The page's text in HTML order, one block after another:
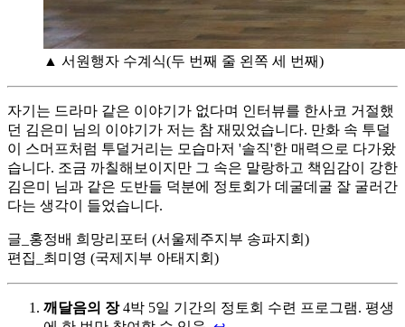
▲ 서원행자 수계식(두 번째 줄 왼쪽 세 번째)
자기는 드라마 같은 이야기가 없다며 인터뷰를 한사코 거절했
던 김은미 님의 이야기가 저는 참 재밌었습니다. 만화 속 투덜
이 스머프처럼 투덜거리는 모습마저 '솔직'한 매력으로 다가왔
습니다. 조금 까칠해보이지만 그 속은 말랑하고 책임감이 강한
김은미 님과 같은 도반들 덕분에 정토회가 데굴데굴 잘 굴러간
다는 생각이 들었습니다.
글_홍정배 희망리포터 (서울제주지부 송파지회)
편집_최미영 (국제지부 아태지회)
깨달음의 장4박 5일 기간의 정토회 수련 프로그램. 평생